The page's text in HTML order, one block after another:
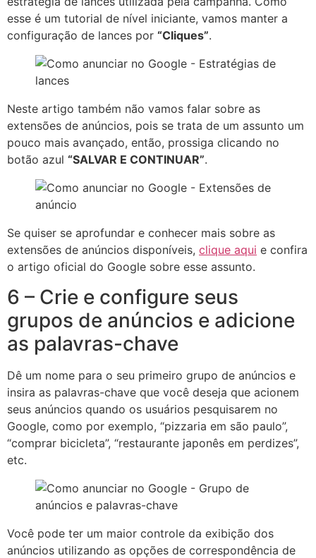
esse é um tutorial de nível iniciante, vamos manter a
configuração de lances por “Cliques”.
Neste artigo também não vamos falar sobre as
extensões de anúncios, pois se trata de um assunto um
pouco mais avançado, então, prossiga clicando no
botão azul “SALVAR E CONTINUAR”.
Se quiser se aprofundar e conhecer mais sobre as
extensões de anúncios disponíveis, clique aqui e confira
o artigo oficial do Google sobre esse assunto.
6 – Crie e configure seus
grupos de anúncios e adicione
as palavras-chave
Dê um nome para o seu primeiro grupo de anúncios e
insira as palavras-chave que você deseja que acionem
seus anúncios quando os usuários pesquisarem no
Google, como por exemplo, “pizzaria em são paulo”,
“comprar bicicleta”, “restaurante japonês em perdizes”,
etc.
Você pode ter um maior controle da exibição dos
anúncios utilizando as opções de correspondência de